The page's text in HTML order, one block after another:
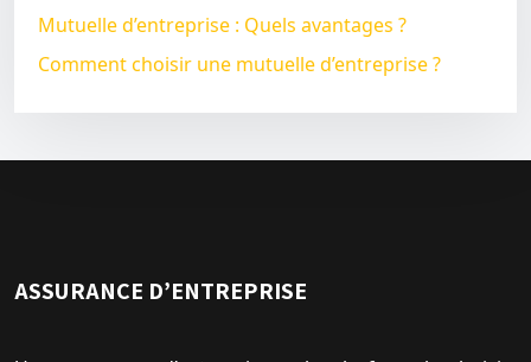
Mutuelle d’entreprise : Quels avantages ?
Comment choisir une mutuelle d’entreprise ?
ASSURANCE D’ENTREPRISE